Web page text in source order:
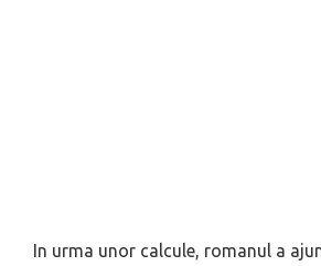
In urma unor calcule, romanul a